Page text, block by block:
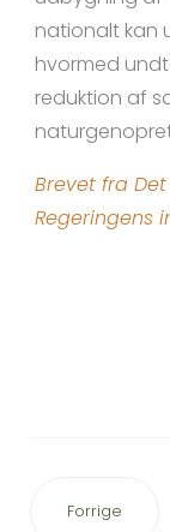
nationalt kan
hvormed
reduktion af
Brevet fra
Regeringens
Forrige